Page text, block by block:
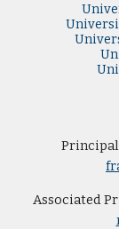
Associated